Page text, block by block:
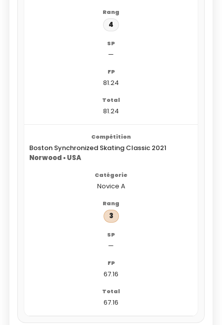
4
—
81.24
81.24
Boston Synchronized Skating Classic 2021
Norwood • USA
Novice A
3
—
67.16
67.16